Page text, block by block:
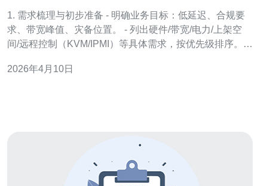
1. 需求梳理与初步准备 - 明确业务目标：低延迟、合规要
求、带宽峰值、灾备位置。 - 列出硬件/带宽/电力/上架空
间/远程控制（KVM/IPMI）等具体需求，按优先级排序。 -
上限与期望SLA。 2. 供应商筛选与信息收集 - 在香港本地
2026年4月10日